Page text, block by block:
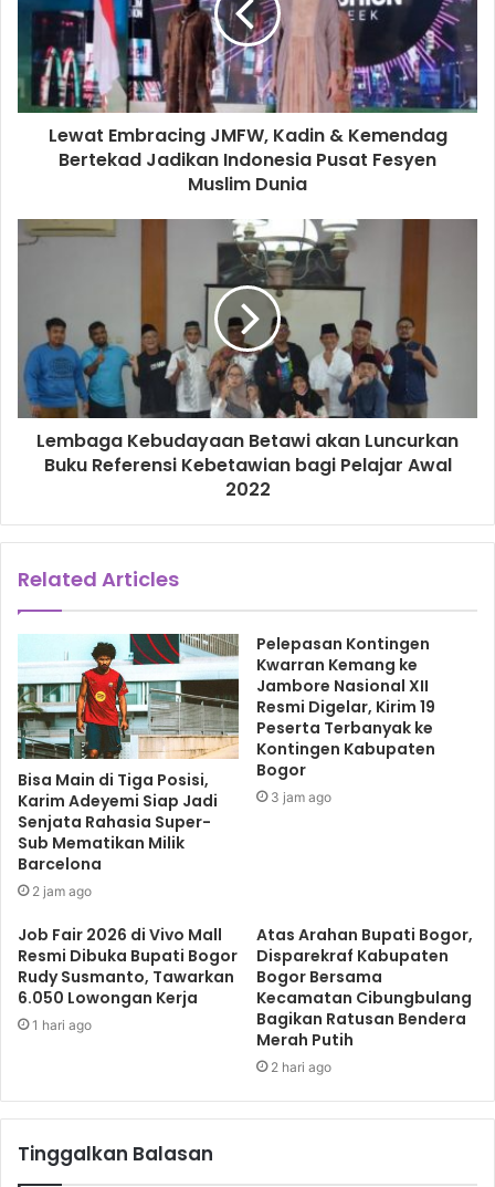
tersebut, seperti RNA kit ekstraksi, Bahan Material Habis
Pakai (BMHP), Alat Pelindung Diri (APD), serta biaya
operasional maupun layanan dari masing-masing
laboratorium.
Menurutnya, Grup Holding BUMN Farmasi pun selalu
mendukung upaya pemerintah dengan segera menetapkan
dan Rp 300.000 setelah adanya instruksi pemerintah.
Bio Farma sendiri sudah melakukan inovasi dengan
membuat reagen kit PCR secara mandiri sejak Agustus
2020. Mulanya kapasitas produksi perseroan hanya
sebanyak 1,2 juta tes (satuan dari reagan) per bulan, tetapi
menjadi 2 juta tes per bulan pada Agustus 2021.
Honesti bilang, peningkatan kapasitas itu dilakukan
dengan beberapa upaya efisiensi dan peningkatan
produksi eks flu burung.
Bio Farma lakukan, yang hasilnya dapat meningkat hingga
mencapai 5 juta tes per bulan pada Oktober 2021. Hal
tersebut kembali dapat memengaruhi harga reagen Bio
Farma dari Rp 113.636 pada Agustus 2021, menjadi Rp
90.000 pada Oktober 2021, diiringi dengan harapan bahwa
permintaan juga akan meningkat.
“Harapannya dengan meningkatnya permintaan, kita bisa
meningkatkan kapasitas produksi dan upaya-upaya
efisiensi yang dapat dilakukan di masa yang akan datang,”
Dengan bobot Tingkat Komponen Dalam Negeri (TKDN) 45
persen yang ada pada reagen kit PCR produksi Bio Farma,
diharapkan menjadi pilihan user dan permintaan pun bisa
meningkat mengimbangi dengan penggunaan produk
Apa Itu Reagen?
Lewat Embracing JMFW, Kadin & Kemendag
Bertekad Jadikan Indonesia Pusat Fesyen
Muslim Dunia
Lembaga Kebudayaan Betawi akan Luncurkan
Buku Referensi Kebetawian bagi Pelajar Awal
2022
Related Articles
Bisa Main di Tiga Posisi,
Karim Adeyemi Siap Jadi
Senjata Rahasia Super-
Sub Mematikan Milik
Barcelona
2 jam ago
Pelepasan Kontingen
Kwarran Kemang ke
Jambore Nasional XII
Resmi Digelar, Kirim 19
Peserta Terbanyak ke
Kontingen Kabupaten
Bogor
3 jam ago
Job Fair 2026 di Vivo Mall
Resmi Dibuka Bupati Bogor
Rudy Susmanto, Tawarkan
6.050 Lowongan Kerja
1 hari ago
Atas Arahan Bupati Bogor,
Disparekraf Kabupaten
Bogor Bersama
Kecamatan Cibungbulang
Bagikan Ratusan Bendera
Merah Putih
2 hari ago
Tinggalkan Balasan